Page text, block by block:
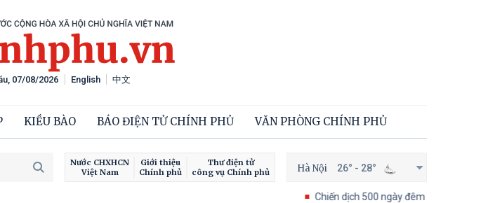
English 中文
KIỀU BÀO BÁO ĐIỆN TỬ CHÍNH PHỦ VĂN PHÒNG CHÍNH PHỦ
07/08/2026
Nước CHXHCN
Việt Nam
Giới thiệu
Chính phủ
Thư điện tử
công vụ Chính phủ
Hà Nội 26° - 28°
Chiến dịch 500 ngày đêm tìm kiếm, quy tập